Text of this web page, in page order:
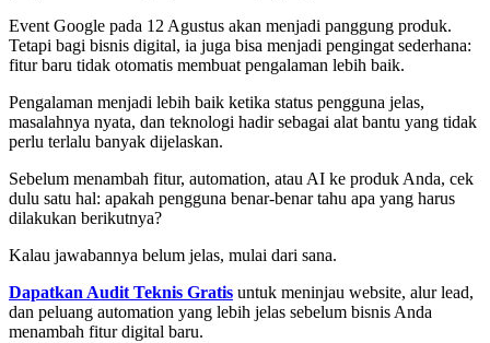
Event Google pada 12 Agustus akan menjadi panggung produk.
Tetapi bagi bisnis digital, ia juga bisa menjadi pengingat sederhana:
fitur baru tidak otomatis membuat pengalaman lebih baik.
Pengalaman menjadi lebih baik ketika status pengguna jelas,
masalahnya nyata, dan teknologi hadir sebagai alat bantu yang tidak
perlu terlalu banyak dijelaskan.
Sebelum menambah fitur, automation, atau AI ke produk Anda, cek
dulu satu hal: apakah pengguna benar-benar tahu apa yang harus
dilakukan berikutnya?
Kalau jawabannya belum jelas, mulai dari sana.
Dapatkan Audit Teknis Gratis untuk meninjau website, alur lead,
dan peluang automation yang lebih jelas sebelum bisnis Anda
menambah fitur digital baru.